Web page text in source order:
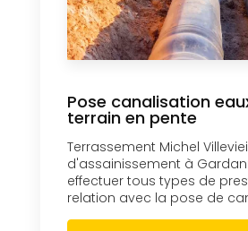
Pose canalisation
terrain en pente
Terrassement Michel
d'assainissement à
effectuer tous types de
relation avec la pose de